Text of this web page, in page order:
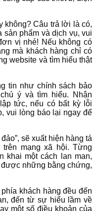
không? Câu trả lời là có,
phẩm và dịch vụ, vui
vị nhé! Nếu không có
mà khách hàng chỉ có
website và tìm hiểu thật
tin như chính sách bảo
ý và tìm hiểu. Nhận
tức, nếu có bất kỳ lỗi
vui lòng báo lại ngay để
sẽ xuất hiện hàng tá
mạng xã hội. Từng
khai một cách lan man,
những bằng chứng,
khách hàng đều đến
đến từ sự hiểu lầm về
một số điều khoản của